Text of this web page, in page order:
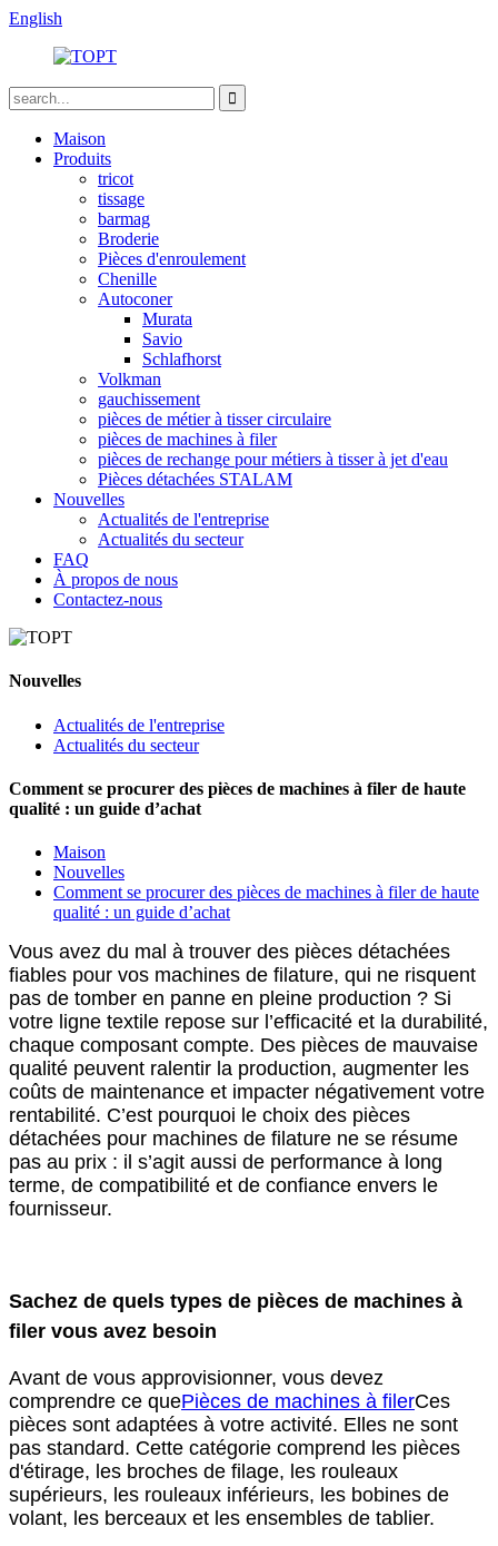
English
Maison
Produits
tricot
tissage
barmag
Broderie
Pièces d'enroulement
Chenille
Autoconer
Murata
Savio
Schlafhorst
Volkman
gauchissement
pièces de métier à tisser circulaire
pièces de machines à filer
pièces de rechange pour métiers à tisser à jet d'eau
Pièces détachées STALAM
Nouvelles
Actualités de l'entreprise
Actualités du secteur
FAQ
À propos de nous
Contactez-nous
Nouvelles
Actualités de l'entreprise
Actualités du secteur
Comment se procurer des pièces de machines à filer de haute
qualité : un guide d’achat
Maison
Nouvelles
Comment se procurer des pièces de machines à filer de haute
qualité : un guide d’achat
Vous avez du mal à trouver des pièces détachées
fiables pour vos machines de filature, qui ne risquent
pas de tomber en panne en pleine production ? Si
votre ligne textile repose sur l’efficacité et la durabilité,
chaque composant compte. Des pièces de mauvaise
qualité peuvent ralentir la production, augmenter les
coûts de maintenance et impacter négativement votre
rentabilité. C’est pourquoi le choix des pièces
détachées pour machines de filature ne se résume
pas au prix : il s’agit aussi de performance à long
terme, de compatibilité et de confiance envers le
fournisseur.
Sachez de quels types de pièces de machines à
filer vous avez besoin
Avant de vous approvisionner, vous devez
comprendre ce quePièces de machines à filerCes
pièces sont adaptées à votre activité. Elles ne sont
pas standard. Cette catégorie comprend les pièces
d'étirage, les broches de filage, les rouleaux
supérieurs, les rouleaux inférieurs, les bobines de
volant, les berceaux et les ensembles de tablier.